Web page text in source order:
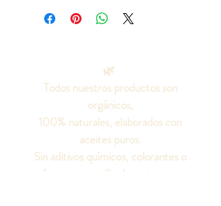
🌿
Todos nuestros productos son
orgánicos,
100% naturales, elaborados con
aceites puros.
Sin aditivos químicos, colorantes o
fragancias artificiales, ni grasas